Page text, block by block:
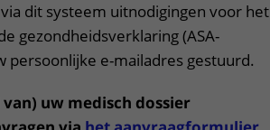
dit systeem uitnodigingen voor het
gezondheidsverklaring (ASA-
e-mailadres gestuurd.
uw medisch dossier